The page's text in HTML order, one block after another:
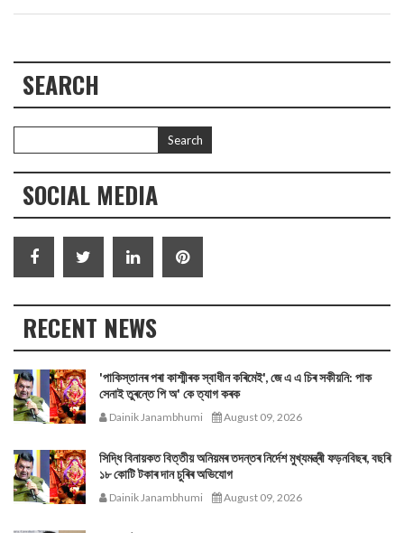
SEARCH
SOCIAL MEDIA
RECENT NEWS
'পাকিস্তানৰ পৰা কাশ্মীৰক স্বাধীন কৰিমেই', জে এ এ চিৰ সকীয়নি: পাক
সেনাই তুৰন্তে পি অ' কে ত্যাগ কৰক
Dainik Janambhumi August 09, 2026
সিদ্ধি বিনায়কত বিত্তীয় অনিয়মৰ তদন্তৰ নিৰ্দেশ মুখ্যমন্ত্ৰী ফড়নবিছৰ, বছৰি
১৮ কোটি টকাৰ দান চুৰিৰ অভিযোগ
Dainik Janambhumi August 09, 2026